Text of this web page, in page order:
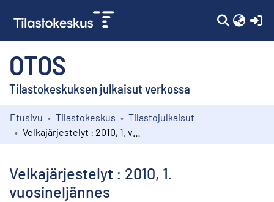
OTOS
Tilastokeskuksen julkaisut verkossa
Kokoelmat
Etusivu Tilastokeskus
Tilastojulkaisut
Velkajärjestelyt : 2010, 1.
vuosineljännes